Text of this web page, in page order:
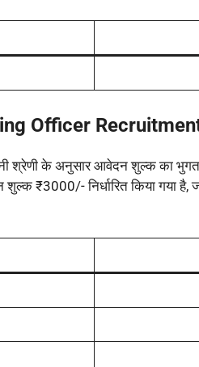
Officer
श्रेणी के अनुसार आवेदन शुल्क का
₹3000/- निर्धारित किया गया